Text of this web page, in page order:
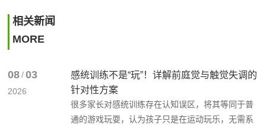
相关新闻
MORE
08 / 03
2026
感统训练不是“玩”！详解前庭觉与触觉失调的
针对性方案
很多家长对感统训练存在认知误区，将其等同于普
通的游戏玩耍，认为孩子只是在运动玩乐，无需系